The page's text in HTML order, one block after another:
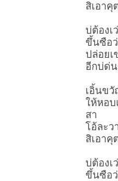
สิเอาคุ
บ่ต้องเ
ขึ้นซือว่
ปล่อยเ
อีกบ่ด่
เอิ้นขวั
ให้หอบ
สา
โอ้ละว
สิเอาคุ
บ่ต้องเ
ขึ้นซือว่